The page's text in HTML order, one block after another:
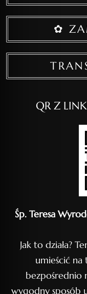
✿
QR Z
Śp. Teresa
Jak to działa?
umieścić
bezpośrednio
wygodny sposób